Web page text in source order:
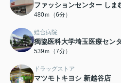
ファッションセンター しま
480ｍ（6分）
総合病院
獨協医科大学埼玉医療セン
539ｍ（7分）
ドラッグストア
マツモトキヨシ 新越谷店